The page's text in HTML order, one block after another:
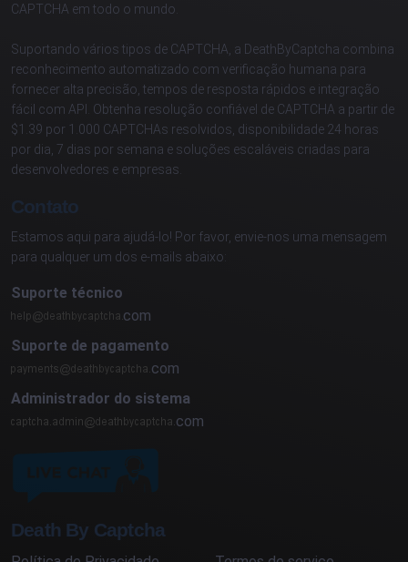
CAPTCHA em todo o mundo.
Suportando vários tipos de CAPTCHA, a DeathByCaptcha combina
reconhecimento automatizado com verificação humana para
fornecer alta precisão, tempos de resposta rápidos e integração
fácil com API. Obtenha resolução confiável de CAPTCHA a partir de
$1.39 por 1.000 CAPTCHAs resolvidos, disponibilidade 24 horas
por dia, 7 dias por semana e soluções escaláveis criadas para
desenvolvedores e empresas.
Contato
Estamos aqui para ajudá-lo! Por favor, envie-nos uma mensagem
para qualquer um dos e-mails abaixo:
Suporte técnico
com
Suporte de pagamento
com
Administrador do sistema
com
Death By Captcha